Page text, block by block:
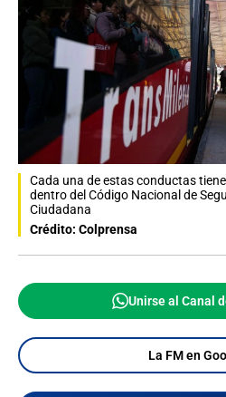
Cada una de estas conductas
dentro del Código Nacional de
Ciudadana
Crédito: Colprensa
Unirse al Canal
La FM en